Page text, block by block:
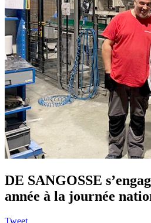
DE SANGOSSE
année à la journée
Tweet